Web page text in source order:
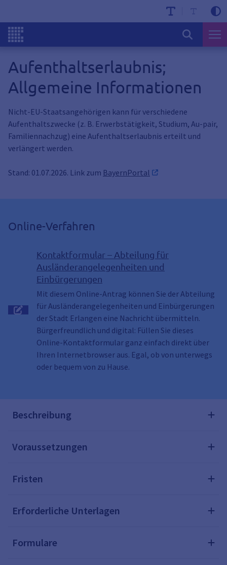
Aufenthaltserlaubnis;
Allgemeine Informationen
Nicht-EU-Staatsangehörigen kann für verschiedene
Aufenthaltszwecke (z. B. Erwerbstätigkeit, Studium, Au-pair,
Familiennachzug) eine Aufenthaltserlaubnis erteilt und
verlängert werden.
Stand: 01.07.2026. Link zum BayernPortal
Online-Verfahren
Kontaktformular – Abteilung für
Ausländerangelegenheiten und
Einbürgerungen
Mit diesem Online-Antrag können Sie der Abteilung
für Ausländerangelegenheiten und Einbürgerungen
der Stadt Erlangen eine Nachricht übermitteln.
Bürgerfreundlich und digital: Füllen Sie dieses
Online-Kontaktformular ganz einfach direkt über
Ihren Internetbrowser aus. Egal, ob von unterwegs
oder bequem von zu Hause.
Beschreibung
Voraussetzungen
Fristen
Erforderliche Unterlagen
Formulare